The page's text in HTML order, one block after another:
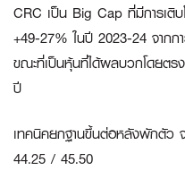
CRC เป็น Big Cap ที่มีการเติ
+49-27% ในปี 2023-24 จาก
ขณะที่เป็นหุ้นที่ได้ผลบวกโดยตร
ปี
เทคนิคยกฐานขึ้นต่อหลังพักตัว
44.25 / 45.50